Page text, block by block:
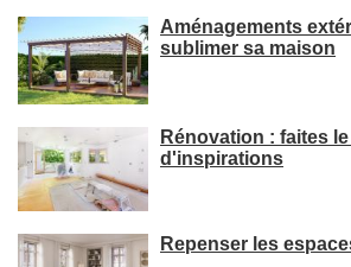
Aménagements
sublimer sa maison
Rénovation : faites
d'inspirations
Repenser les